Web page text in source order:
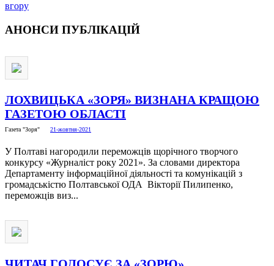
вгору
АНОНСИ ПУБЛІКАЦІЙ
ЛОХВИЦЬКА «ЗОРЯ» ВИЗНАНА КРАЩОЮ
ГАЗЕТОЮ ОБЛАСТІ
Газета "Зоря" 21-жовтня-2021
У Полтаві нагородили переможців щорічного творчого
конкурсу «Журналіст року 2021». За словами директора
Департаменту інформаційної діяльності та комунікацій з
громадськістю Полтавської ОДА Вікторії Пилипенко,
переможців виз...